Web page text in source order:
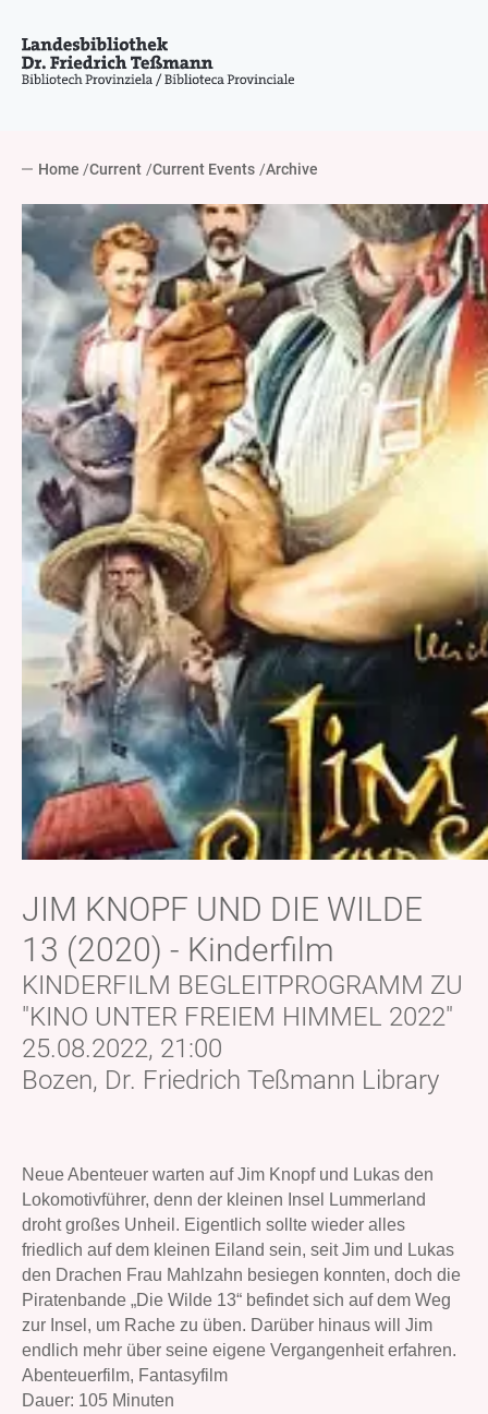
Home Current Current Events Archive
JIM KNOPF UND DIE WILDE
13 (2020) - Kinderfilm
KINDERFILM BEGLEITPROGRAMM ZU
"KINO UNTER FREIEM HIMMEL 2022"
25.08.2022, 21:00
Bozen, Dr. Friedrich Teßmann Library
Neue Abenteuer warten auf Jim Knopf und Lukas den
Lokomotivführer, denn der kleinen Insel Lummerland
droht großes Unheil. Eigentlich sollte wieder alles
friedlich auf dem kleinen Eiland sein, seit Jim und Lukas
den Drachen Frau Mahlzahn besiegen konnten, doch die
Piratenbande „Die Wilde 13“ befindet sich auf dem Weg
zur Insel, um Rache zu üben. Darüber hinaus will Jim
endlich mehr über seine eigene Vergangenheit erfahren.
Abenteuerfilm, Fantasyfilm
Dauer: 105 Minuten